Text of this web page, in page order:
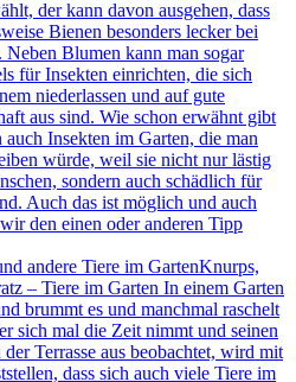
der kann davon ausgehen, dass
Bienen besonders lecker bei
Blumen kann man sogar
für Insekten einrichten, die sich
niederlassen und auf gute
aus sind. Wie schon erwähnt gibt
auch Insekten im Garten, die man
würde, weil sie nicht nur lästig
sondern auch schädlich für
Auch das ist möglich und auch
den einen oder anderen Tipp
andere Tiere im GartenKnurps,
– Tiere im Garten In einem Garten
brummt es und manchmal raschelt
sich mal die Zeit nimmt und seinen
Terrasse aus beobachtet, wird mit
dass sich auch viele Tiere im